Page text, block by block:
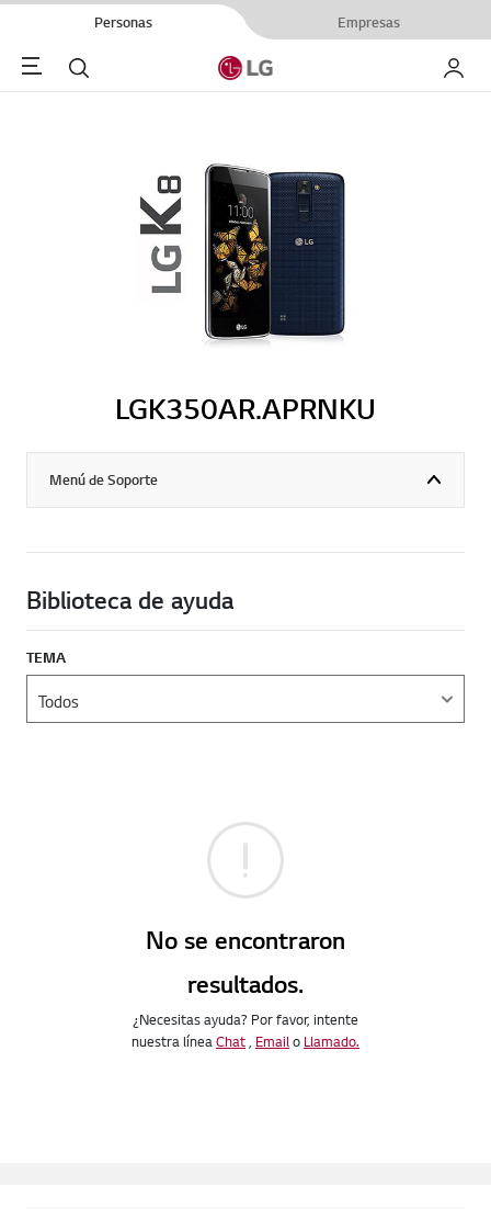
Personas Empresas
Menu Buscar My LG
LGK350AR.APRNKU
Menú de Soporte
Biblioteca de ayuda
TEMA
No se encontraron
resultados.
¿Necesitas ayuda? Por favor, intente
nuestra líneaChat, Emailo Llamado.